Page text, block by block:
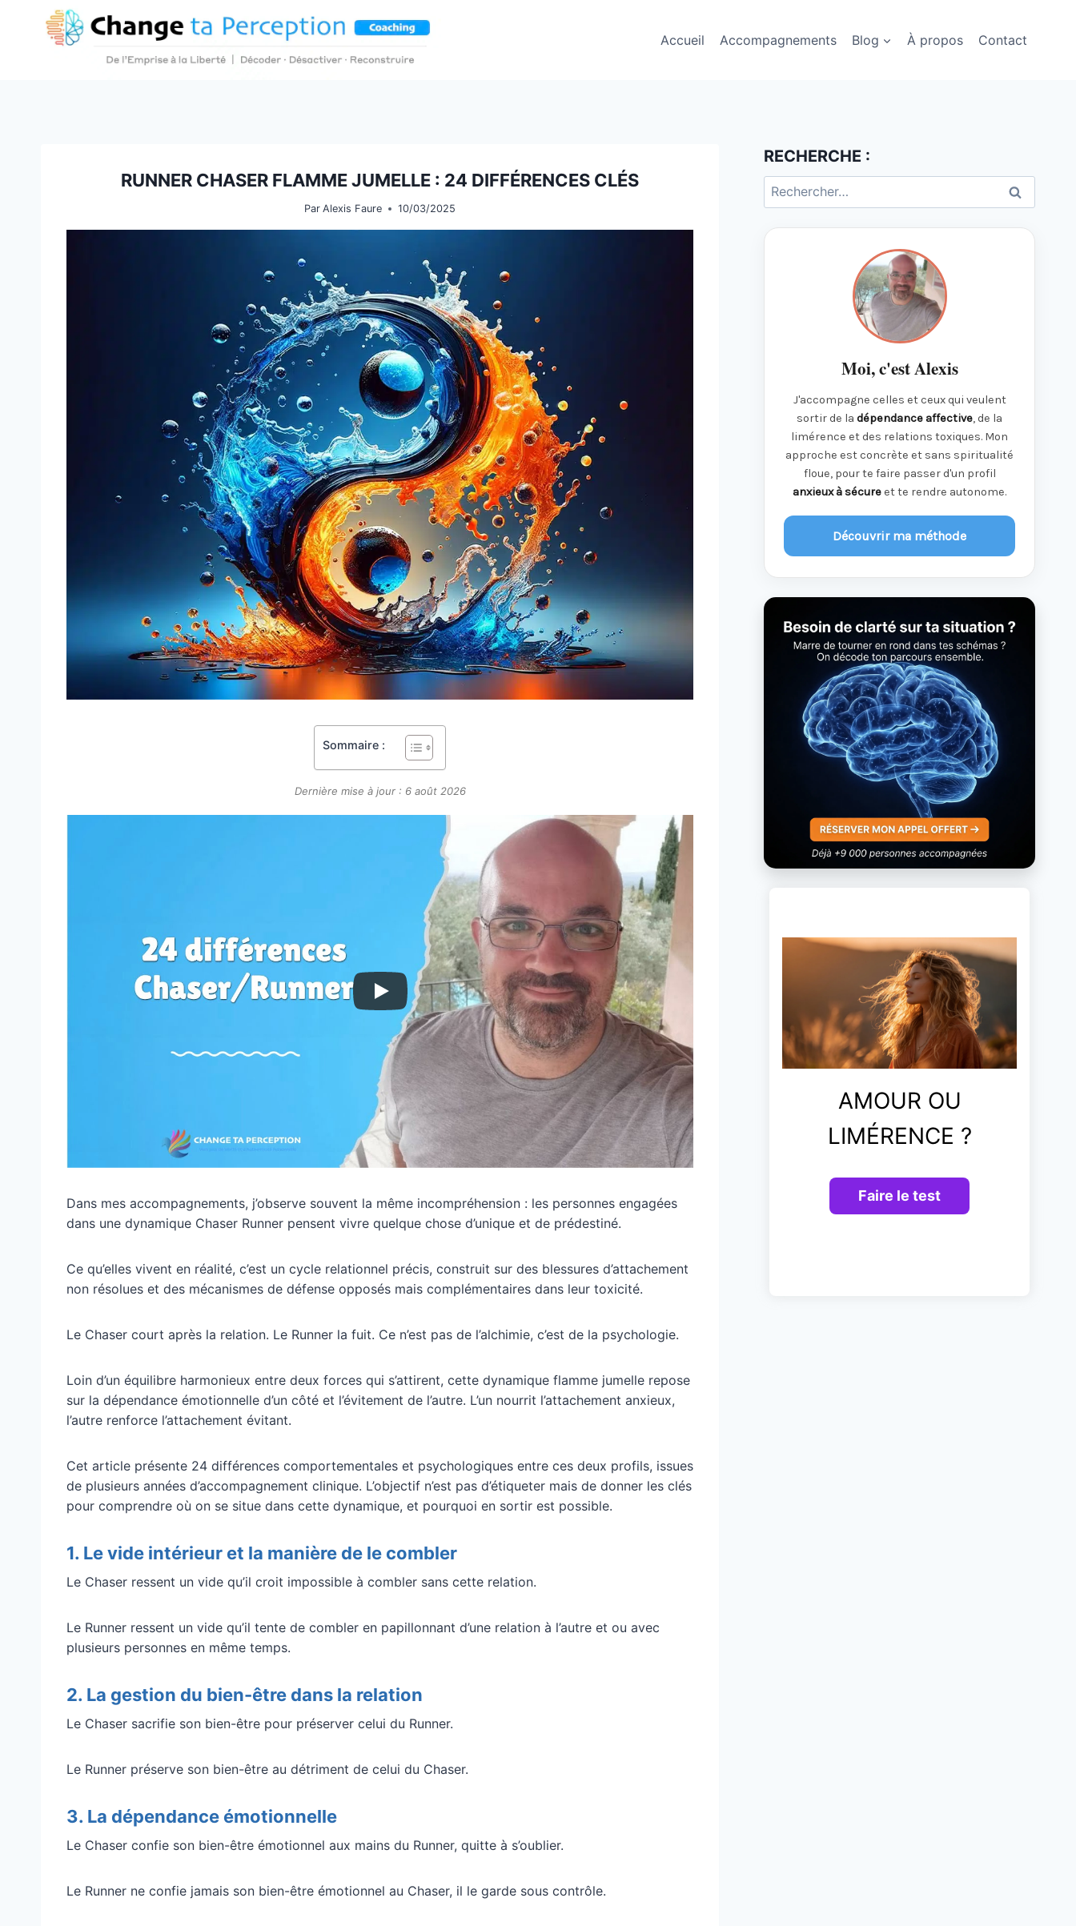
Accueil Accompagnements Blog À propos Contact
RUNNER CHASER FLAMME JUMELLE : 24 DIFFÉRENCES CLÉS
Par Alexis Faure 10/03/2025
Sommaire :
Dernière mise à jour : 6 août 2026
Dans mes accompagnements, j’observe souvent la même incompréhension : les personnes engagées
dans une dynamique Chaser Runner pensent vivre quelque chose d’unique et de prédestiné.
Ce qu’elles vivent en réalité, c’est un cycle relationnel précis, construit sur des blessures d’attachement
non résolues et des mécanismes de défense opposés mais complémentaires dans leur toxicité.
Le Chaser court après la relation. Le Runner la fuit. Ce n’est pas de l’alchimie, c’est de la psychologie.
Loin d’un équilibre harmonieux entre deux forces qui s’attirent, cette dynamique flamme jumelle repose
sur la dépendance émotionnelle d’un côté et l’évitement de l’autre. L’un nourrit l’attachement anxieux,
l’autre renforce l’attachement évitant.
Cet article présente 24 différences comportementales et psychologiques entre ces deux profils, issues
de plusieurs années d’accompagnement clinique. L’objectif n’est pas d’étiqueter mais de donner les clés
pour comprendre où on se situe dans cette dynamique, et pourquoi en sortir est possible.
1. Le vide intérieur et la manière de le combler
Le Chaser ressent un vide qu’il croit impossible à combler sans cette relation.
Le Runner ressent un vide qu’il tente de combler en papillonnant d’une relation à l’autre et ou avec
plusieurs personnes en même temps.
2. La gestion du bien-être dans la relation
Le Chaser sacrifie son bien-être pour préserver celui du Runner.
Le Runner préserve son bien-être au détriment de celui du Chaser.
3. La dépendance émotionnelle
Le Chaser confie son bien-être émotionnel aux mains du Runner, quitte à s’oublier.
Le Runner ne confie jamais son bien-être émotionnel au Chaser, il le garde sous contrôle.
RECHERCHE :
Rechercher :
Moi, c'est Alexis
J'accompagne celles et ceux qui veulent
sortir de ladépendance affective, de la
limérence et des relations toxiques. Mon
approche est concrète et sans spiritualité
floue, pour te faire passer d'un profil
anxieux à sécureet te rendre autonome.
Découvrir ma méthode
AMOUR OU
LIMÉRENCE ?